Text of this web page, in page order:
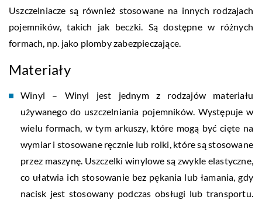
Uszczelniacze są również stosowane na innych rodzajach
pojemników, takich jak beczki. Są dostępne w różnych
formach, np. jako plomby zabezpieczające.
Materiały
Winyl – Winyl jest jednym z rodzajów materiału
używanego do uszczelniania pojemników. Występuje w
wielu formach, w tym arkuszy, które mogą być cięte na
wymiar i stosowane ręcznie lub rolki, które są stosowane
przez maszynę. Uszczelki winylowe są zwykle elastyczne,
co ułatwia ich stosowanie bez pękania lub łamania, gdy
nacisk jest stosowany podczas obsługi lub transportu.